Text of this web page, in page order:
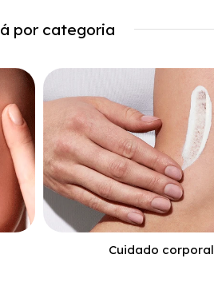
por categoria
Cuidado corporal